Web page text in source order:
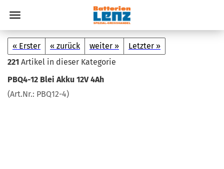
« Erster « zurück weiter »
Letzter »
221 Artikel in dieser Kategorie
PBQ4-​12 Blei Akku 12V 4Ah
(Art.Nr.: PBQ12-​4)